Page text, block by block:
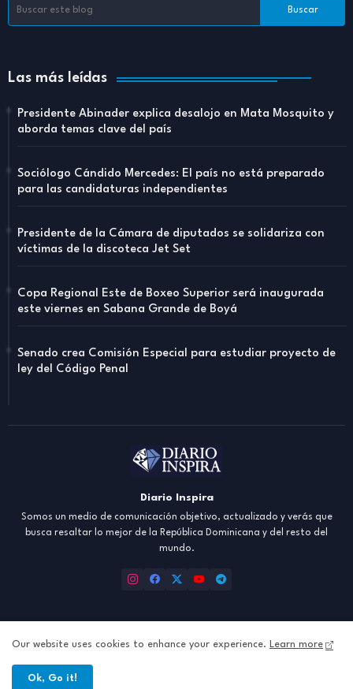
Las más leídas
Presidente Abinader explica desalojo en Mata Mosquito y
aborda temas clave del país
Sociólogo Cándido Mercedes: El país no está preparado
para las candidaturas independientes
Presidente de la Cámara de diputados se solidariza con
víctimas de la discoteca Jet Set
Copa Regional Este de Boxeo Superior será inaugurada
este viernes en Sabana Grande de Boyá
Senado crea Comisión Especial para estudiar proyecto de
ley del Código Penal
Diario Inspira
Somos un medio de comunicación objetivo, actualizado y verás que
busca resaltar lo mejor de la República Dominicana y del resto del
mundo.
Inicio About Contact us Política de Privacidad
Our website uses cookies to enhance your experience. Learn more
Ok, Go it!